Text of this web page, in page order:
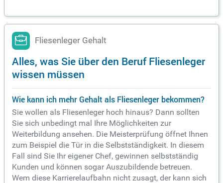
Fliesenleger Gehalt
Alles, was Sie über den Beruf Fliesenleger
wissen müssen
Wie kann ich mehr Gehalt als Fliesenleger bekommen?
Sie wollen als Fliesenleger hoch hinaus? Dann sollten
Sie sich unbedingt mal Ihre Möglichkeiten zur
Weiterbildung ansehen. Die Meisterprüfung öffnet Ihnen
zum Beispiel die Tür in die Selbstständigkeit. In diesem
Fall sind Sie Ihr eigener Chef, gewinnen selbstständig
Kunden und können sogar Auszubildende betreuen.
Wem diese Karrierelaufbahn nicht zusagt, der kann sich